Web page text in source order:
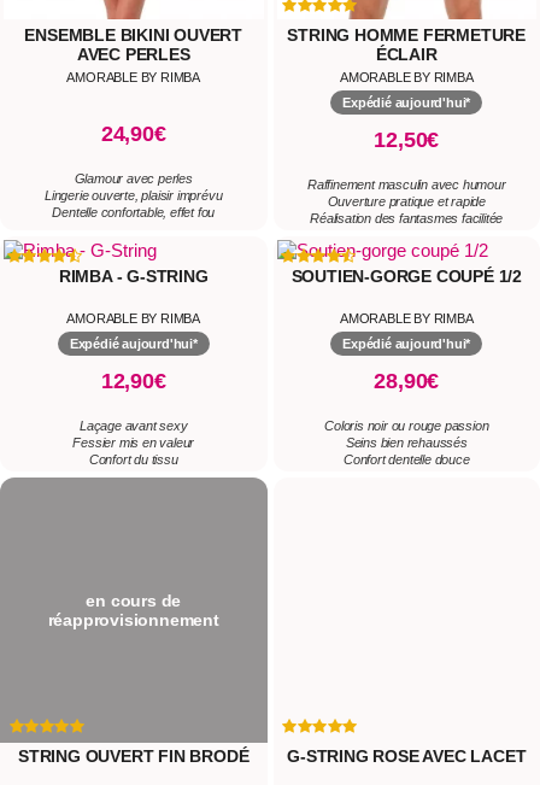
ENSEMBLE BIKINI OUVERT
AVEC PERLES
AMORABLE BY RIMBA
24,90€
Glamour avec perles
Lingerie ouverte, plaisir imprévu
Dentelle confortable, effet fou
STRING HOMME FERMETURE
ÉCLAIR
AMORABLE BY RIMBA
Expédié aujourd'hui*
12,50€
Raffinement masculin avec humour
Ouverture pratique et rapide
Réalisation des fantasmes facilitée
RIMBA - G-STRING
AMORABLE BY RIMBA
Expédié aujourd'hui*
12,90€
Laçage avant sexy
Fessier mis en valeur
Confort du tissu
SOUTIEN-GORGE COUPÉ 1/2
AMORABLE BY RIMBA
Expédié aujourd'hui*
28,90€
Coloris noir ou rouge passion
Seins bien rehaussés
Confort dentelle douce
en cours de
réapprovisionnement
12,90€
G-STRING ROSE AVEC LACET